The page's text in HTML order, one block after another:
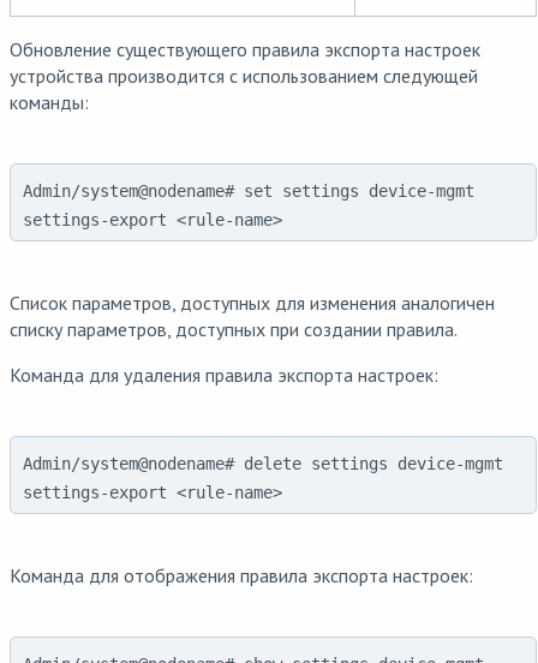
Обновление существующего правила экспорта настроек
устройства производится с использованием следующей
команды:
Admin/system@nodename# set settings device-mgmt
settings-export <rule-name>
Список параметров, доступных для изменения аналогичен
списку параметров, доступных при создании правила.
Команда для удаления правила экспорта настроек:
Admin/system@nodename# delete settings device-mgmt
settings-export <rule-name>
Команда для отображения правила экспорта настроек: